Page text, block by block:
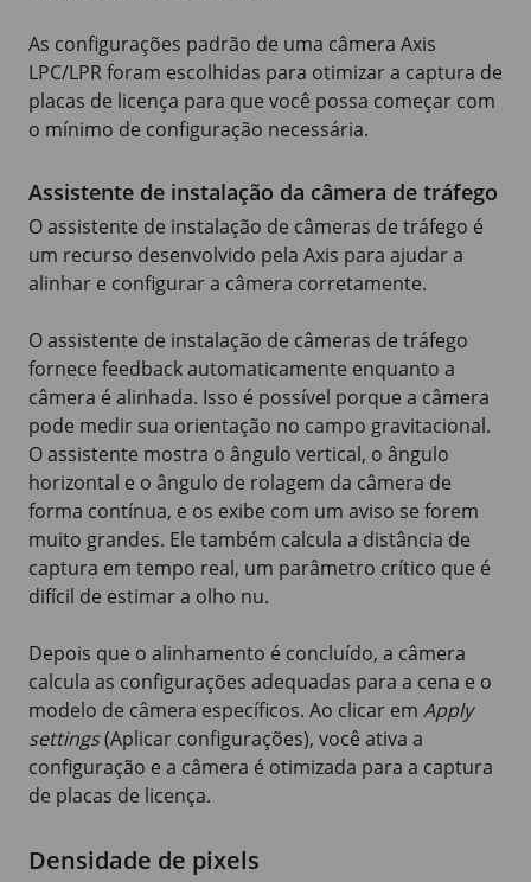
As configurações padrão de uma câmera Axis
LPC/LPR foram escolhidas para otimizar a captura de
placas de licença para que você possa começar com
o mínimo de configuração necessária.
Assistente de instalação da câmera de tráfego
O assistente de instalação de câmeras de tráfego é
um recurso desenvolvido pela Axis para ajudar a
alinhar e configurar a câmera corretamente.
O assistente de instalação de câmeras de tráfego
fornece feedback automaticamente enquanto a
câmera é alinhada. Isso é possível porque a câmera
pode medir sua orientação no campo gravitacional.
O assistente mostra o ângulo vertical, o ângulo
horizontal e o ângulo de rolagem da câmera de
forma contínua, e os exibe com um aviso se forem
muito grandes. Ele também calcula a distância de
captura em tempo real, um parâmetro crítico que é
difícil de estimar a olho nu.
Depois que o alinhamento é concluído, a câmera
calcula as configurações adequadas para a cena e o
modelo de câmera específicos. Ao clicar em Apply
settings(Aplicar configurações), você ativa a
configuração e a câmera é otimizada para a captura
de placas de licença.
Densidade de pixels